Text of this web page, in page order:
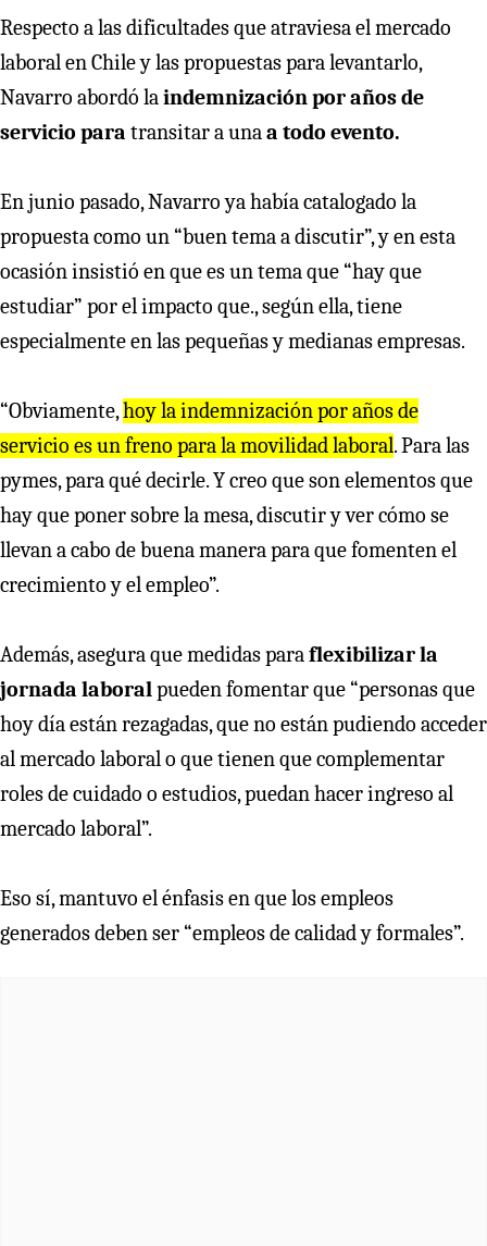
Respecto a las dificultades que atraviesa el mercado
laboral en Chile y las propuestas para levantarlo,
Navarro abordó laindemnización por años de
servicio para transitar a unaa todo evento.
En junio pasado, Navarro ya había catalogado la
propuesta como un “buen tema a discutir”, y en esta
ocasión insistió en que es un tema que “hay que
estudiar” por el impacto que., según ella, tiene
especialmente en las pequeñas y medianas empresas.
“Obviamente,hoy la indemnización por años de
servicio es un freno para la movilidad laboral. Para las
pymes, para qué decirle. Y creo que son elementos que
hay que poner sobre la mesa, discutir y ver cómo se
llevan a cabo de buena manera para que fomenten el
crecimiento y el empleo”.
Además, asegura que medidas paraflexibilizar la
jornada laboralpueden fomentar que “personas que
hoy día están rezagadas, que no están pudiendo acceder
al mercado laboral o que tienen que complementar
roles de cuidado o estudios, puedan hacer ingreso al
mercado laboral”.
Eso sí, mantuvo el énfasis en que los empleos
generados deben ser “empleos de calidad y formales”.